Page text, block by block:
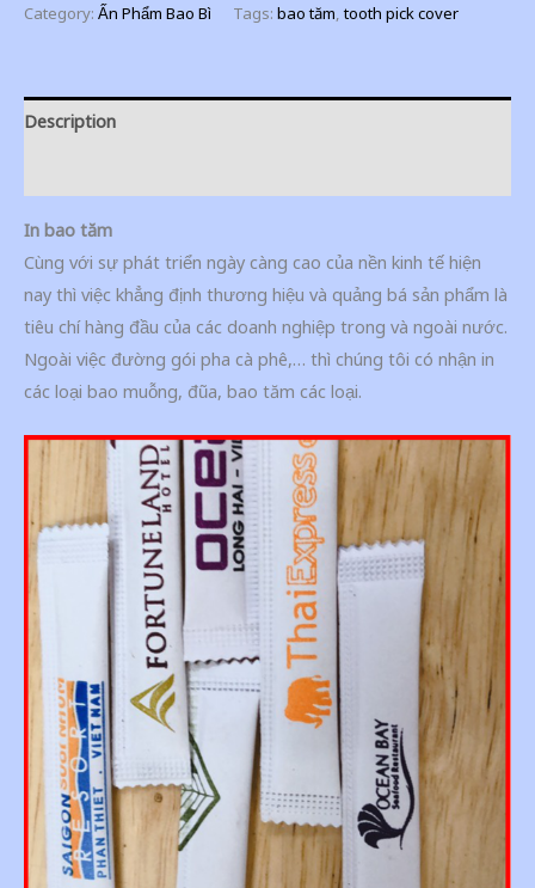
Category: Ấn Phẩm Bao Bì Tags: bao tăm,tooth pick cover
Description
In bao tăm
Cùng với sự phát triển ngày càng cao của nền kinh tế hiện
nay thì việc khẳng định thương hiệu và quảng bá sản phẩm là
tiêu chí hàng đầu của các doanh nghiệp trong và ngoài nước.
Ngoài việc đường gói pha cà phê,… thì chúng tôi có nhận in
các loại bao muỗng, đũa, bao tăm các loại.